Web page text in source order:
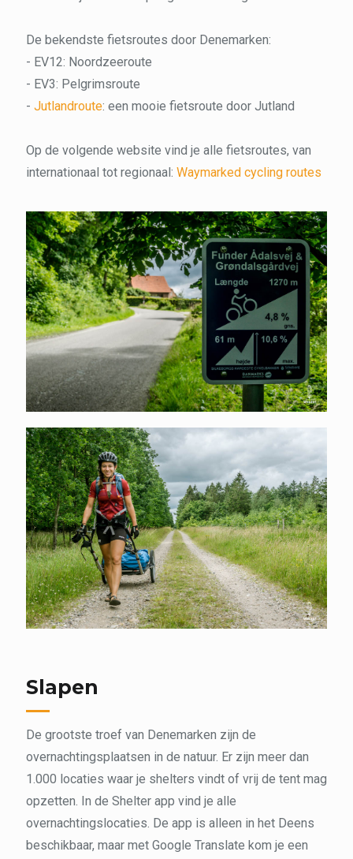
De bekendste fietsroutes door Denemarken:
- EV12: Noordzeeroute
- EV3: Pelgrimsroute
- Jutlandroute: een mooie fietsroute door Jutland
Op de volgende website vind je alle fietsroutes, van
internationaal tot regionaal: Waymarked cycling routes
Slapen
De grootste troef van Denemarken zijn de
overnachtingsplaatsen in de natuur. Er zijn meer dan
1.000 locaties waar je shelters vindt of vrij de tent mag
opzetten. In de Shelter app vind je alle
overnachtingslocaties. De app is alleen in het Deens
beschikbaar, maar met Google Translate kom je een